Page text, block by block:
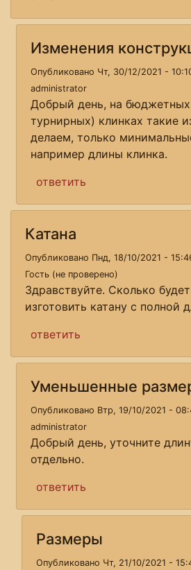
Изменения
Опубликовано Чт, 30/12/2021 -
administrator
Добрый день, на
турнирных) клинках такие
делаем, только
например длины клинка.
ответить
Катана
Опубликовано Пнд, 18/10/2021 -
Гость (не проверено)
Здравствуйте. Сколько
изготовить катану с полной
ответить
Уменьшенные
Опубликовано Втр, 19/10/2021 -
administrator
Добрый день, уточните
отдельно.
ответить
Размеры
Опубликовано Чт, 21/10/2021 -